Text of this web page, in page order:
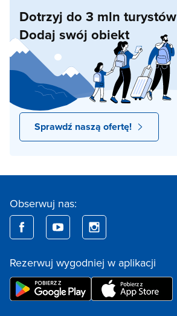
Dotrzyj do 3 mln turystów
Dodaj swój obiekt
Sprawdź naszą ofertę!
Obserwuj nas:
Rezerwuj wygodniej w aplikacji